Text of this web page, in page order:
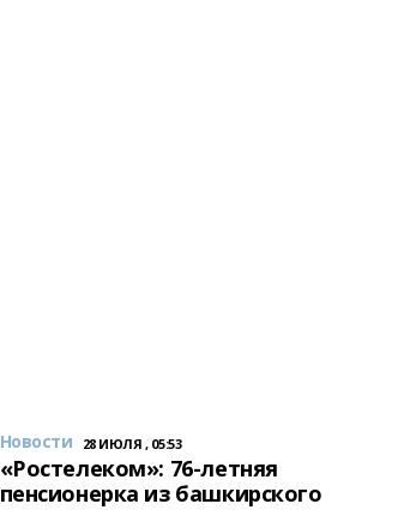
Новости 28 ИЮЛЯ , 05:53
«Ростелеком»: 76-летняя
пенсионерка из башкирского